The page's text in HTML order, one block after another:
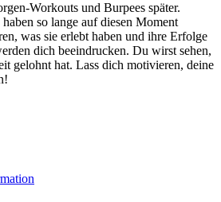
Workouts und Burpees später.
so lange auf diesen Moment
was sie erlebt haben und ihre Erfolge
dich beeindrucken. Du wirst sehen,
gelohnt hat. Lass dich motivieren, deine